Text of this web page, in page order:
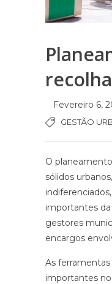
Fevereiro 6,
GESTÃO
O
sólidos
importantes
gestores
encargos
As
importantes